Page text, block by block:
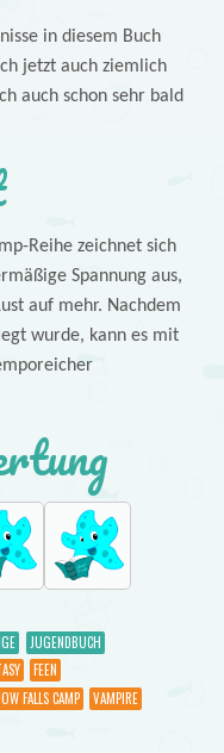
in diesem Buch
jetzt auch ziemlich
auch schon sehr bald
Reihe zeichnet sich
Spannung aus,
auf mehr. Nachdem
wurde, kann es mit
JUGENDBUCH
FEEN
FALLS CAMP
VAMPIRE